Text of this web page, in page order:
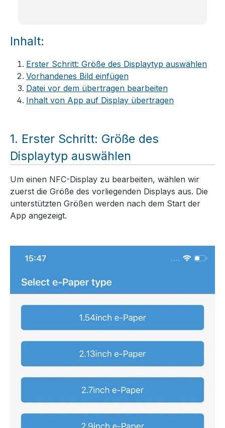
Inhalt:
Erster Schritt: Größe des Displaytyp auswählen
Vorhandenes Bild einfügen
Datei vor dem übertragen bearbeiten
Inhalt von App auf Display übertragen
Erster Schritt: Größe des
Displaytyp auswählen
Um einen NFC-Display zu bearbeiten, wählen wir
zuerst die Größe des vorliegenden Displays aus. Die
unterstützten Größen werden nach dem Start der
App angezeigt.